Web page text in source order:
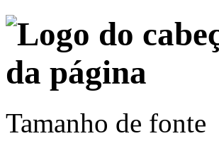
Tamanho de fonte